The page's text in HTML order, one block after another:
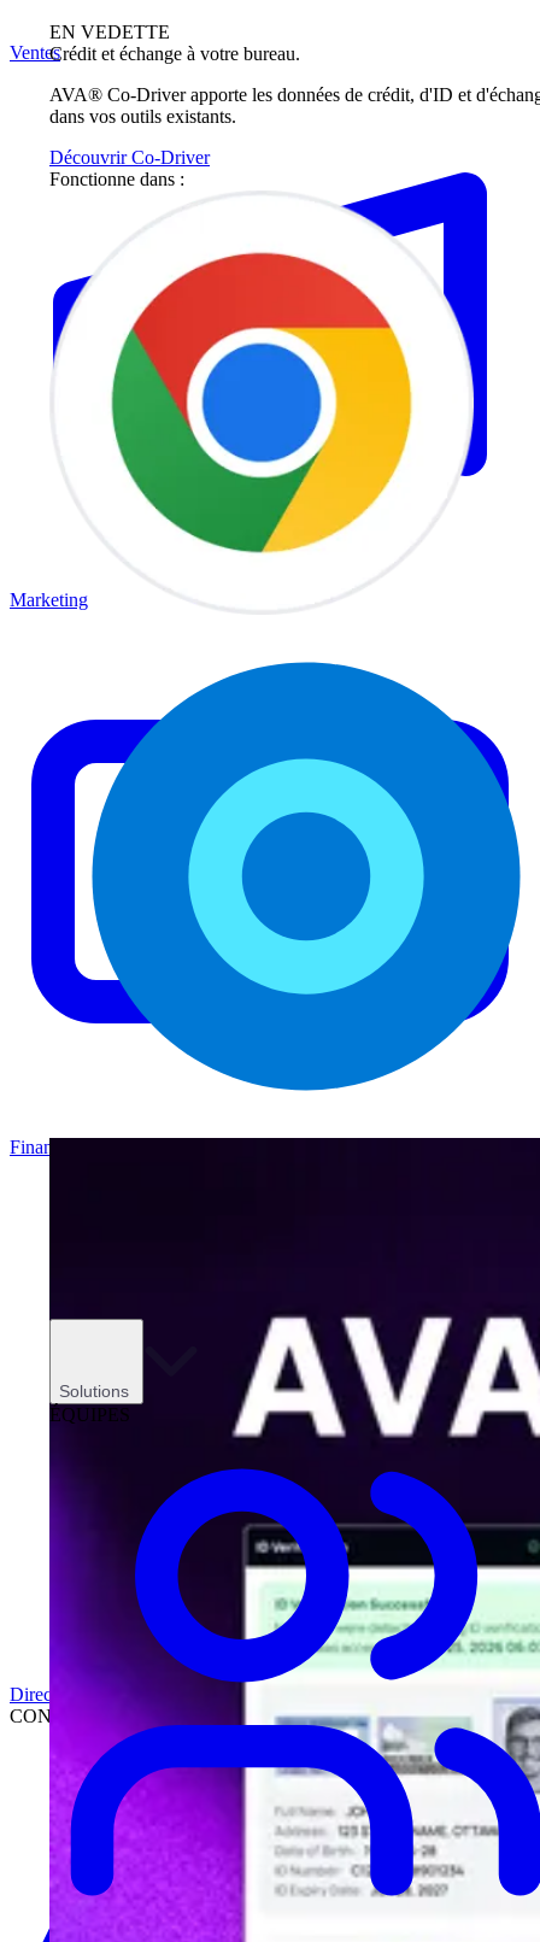
EN VEDETTE
Crédit et échange à votre bureau.
AVA® Co-Driver apporte les données de crédit, d'ID et
dans vos outils existants.
Découvrir Co-Driver
Fonctionne dans :
Solutions
ÉQUIPES
Ventes
Marketing
Finance
Direction
CONCESSIONNAIRES